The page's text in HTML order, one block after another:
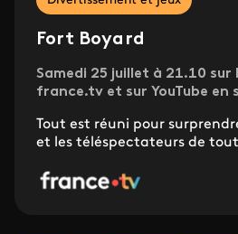
Fort Boyard
Samedi 25 juillet à 21.10 sur
france.tv et sur YouTube en
Tout est réuni pour
et les téléspectateurs de